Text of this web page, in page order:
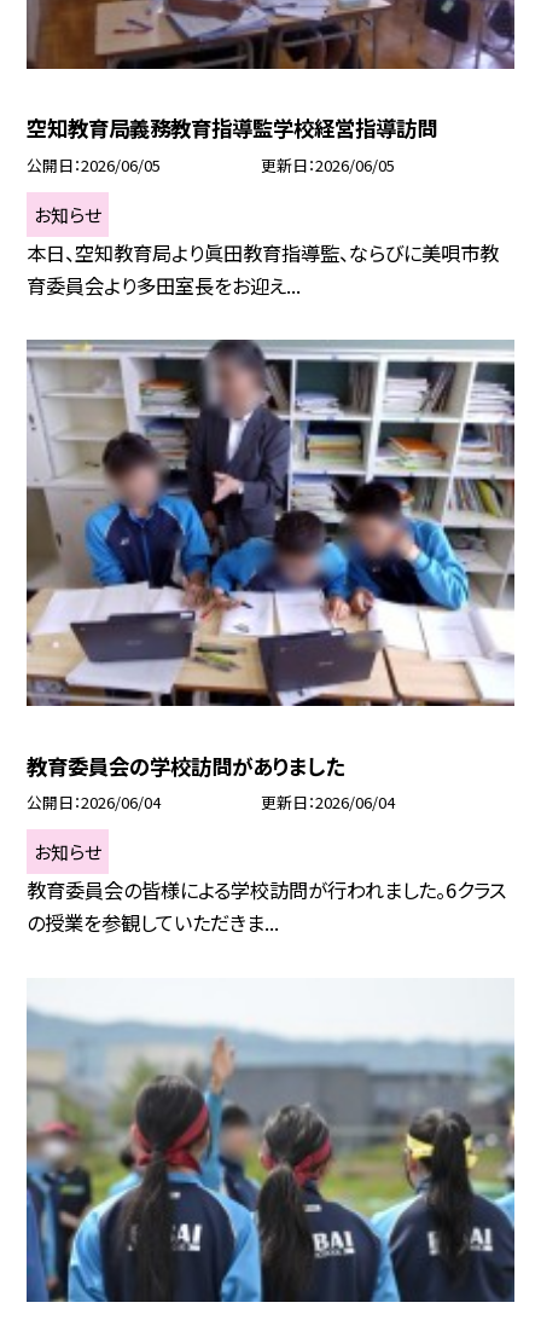
空知教育局義務教育指導監学校経営指導訪問
公開日 2026/06/05 更新日 2026/06/05
お知らせ
本日、空知教育局より眞田教育指導監、ならびに美唄市教
育委員会より多田室長をお迎え...
教育委員会の学校訪問がありました
公開日 2026/06/04 更新日 2026/06/04
お知らせ
教育委員会の皆様による学校訪問が行われました。6クラス
の授業を参観していただきま...